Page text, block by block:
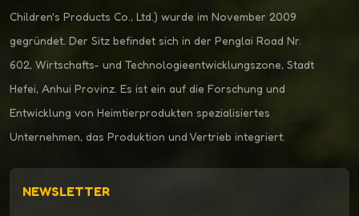
Children's Products Co., Ltd.) wurde im November 2009
gegründet. Der Sitz befindet sich in der Penglai Road Nr.
602, Wirtschafts- und Technologieentwicklungszone, Stadt
Hefei, Anhui Provinz. Es ist ein auf die Forschung und
Entwicklung von Heimtierprodukten spezialisiertes
Unternehmen, das Produktion und Vertrieb integriert.
NEWSLETTER